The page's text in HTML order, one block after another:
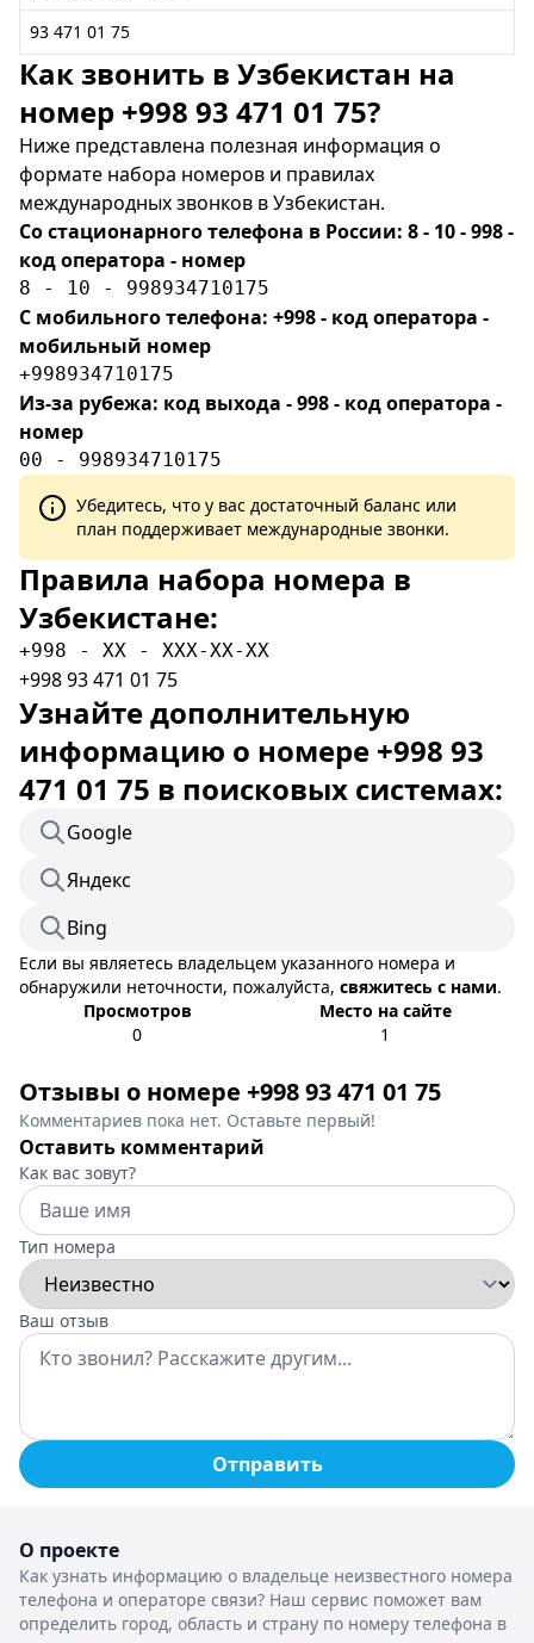
93 471 01 75
Как звонить в Узбекистан на
номер +998 93 471 01 75?
Ниже представлена полезная информация о
формате набора номеров и правилах
международных звонков в Узбекистан.
Со стационарного телефона в России: 8 - 10 - 998 -
код оператора - номер
8 - 10 - 998934710175
С мобильного телефона: +998 - код оператора -
мобильный номер
+998934710175
Из-за рубежа: код выхода - 998 - код оператора -
номер
00 - 998934710175
Убедитесь, что у вас достаточный баланс или
план поддерживает международные звонки.
Правила набора номера в
Узбекистане:
+998 - XX - XXX-XX-XX
+998 93 471 01 75
Узнайте дополнительную
информацию о номере +998 93
471 01 75 в поисковых системах:
Google
Яндекс
Bing
Если вы являетесь владельцем указанного номера и
обнаружили неточности, пожалуйста, свяжитесь с нами.
Просмотров
0
Место на сайте
1
Отзывы о номере +998 93 471 01 75
Комментариев пока нет. Оставьте первый!
Оставить комментарий
Как вас зовут?
Тип номера
Ваш отзыв
Отправить
О проекте
Как узнать информацию о владельце неизвестного номера
телефона и операторе связи? Наш сервис поможет вам
определить город, область и страну по номеру телефона в